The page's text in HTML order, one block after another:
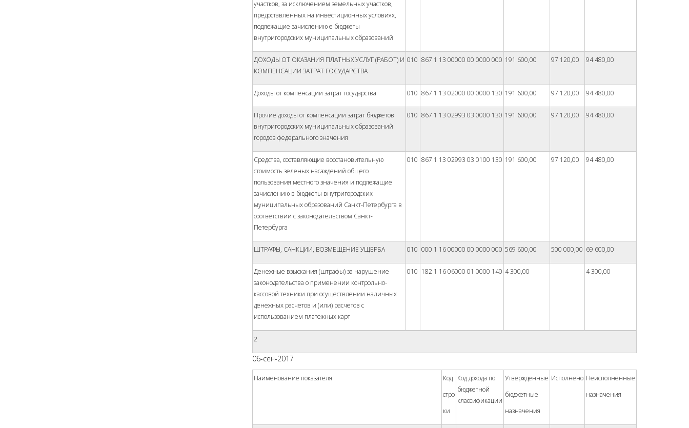
участков, за исключением земельных участков,
предоставленных на инвестиционных условиях,
подлежащие зачислению е бюджеты
внутригородских муниципальных образований
ДОХОДЫ ОТ ОКАЗАНИЯ ПЛАТНЫХ УСЛУГ (РАБОТ) И
КОМПЕНСАЦИИ ЗАТРАТ ГОСУДАРСТВА
010 867 1 13 00000 00 0000 000 191 600,00 97 120,00 94 480,00
Доходы от компенсации затрат государства 010 867 1 13 02000 00 0000 130 191 600,00 97 120,00 94 480,00
Прочие доходы от компенсации затрат бюджетов
внутригородских муниципальных образований
городов федерального значения
010 867 1 13 02993 03 0000 130 191 600,00 97 120,00 94 480,00
Средства, составляющие восстановительную
стоимость зеленых насаждений общего
пользования местного значения и подлежащие
зачислению в бюджеты внутригородских
муниципальных образований Санкт-Петербурга в
соответствии с законодательством Санкт-
Петербурга
010 867 1 13 02993 03 0100 130 191 600,00 97 120,00 94 480,00
ШТРАФЫ, САНКЦИИ, ВОЗМЕЩЕНИЕ УЩЕРБА 010 000 1 16 00000 00 0000 000 569 600,00 500 000,00 69 600,00
Денежные взыскания (штрафы) за нарушение
законодательства о применении контрольно-
кассовой техники при осуществлении наличных
денежных расчетов и (или) расчетов с
использованием платежных карт
010 182 1 16 06000 01 0000 140 4 300,00 4 300,00
2
06-сен-2017
Наименование показателя
Код
стро­
ки
Код дохода по
бюджетной
классификации
Утвержденные
бюджетные
назначения
Исполнено Неисполненные
назначения